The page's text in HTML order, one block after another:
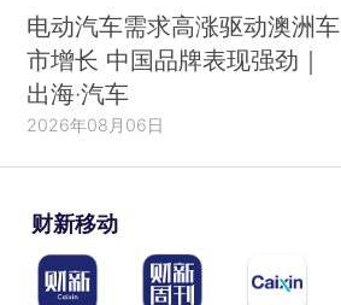
电动汽车需求高涨驱动澳洲车
市增长 中国品牌表现强劲｜
出海·汽车
2026年08月06日
财新移动